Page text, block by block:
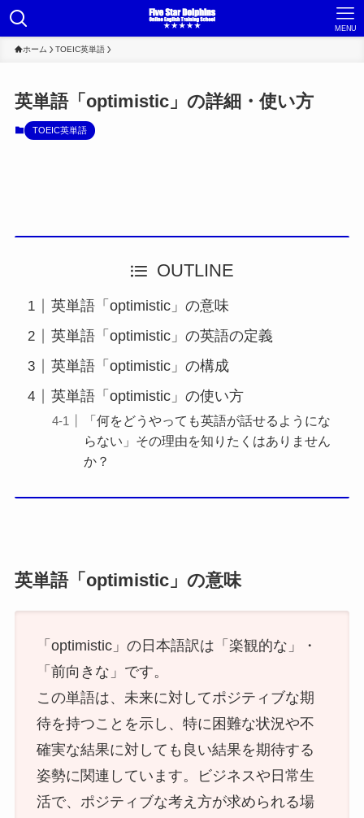
MENU
ホーム TOEIC英単語
英単語「optimistic」の詳細・使い方
TOEIC英単語
OUTLINE
英単語「optimistic」の意味
英単語「optimistic」の英語の定義
英単語「optimistic」の構成
英単語「optimistic」の使い方
「何をどうやっても英語が話せるようにな
らない」その理由を知りたくはありません
か？
英単語「optimistic」の意味
「optimistic」の日本語訳は「楽観的な」・
「前向きな」です。
この単語は、未来に対してポジティブな期
待を持つことを示し、特に困難な状況や不
確実な結果に対しても良い結果を期待する
姿勢に関連しています。ビジネスや日常生
活で、ポジティブな考え方が求められる場